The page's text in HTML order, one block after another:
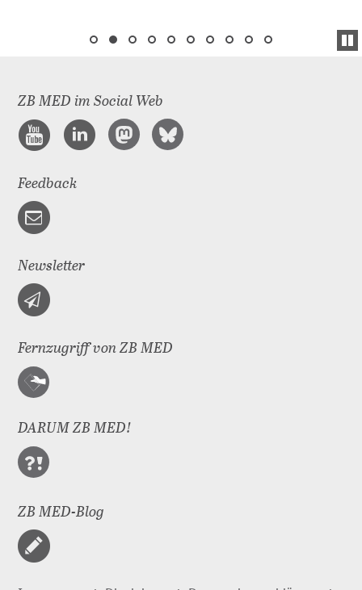
ZB MED im Social Web
Feedback
Newsletter
Fernzugriff von ZB MED
DARUM ZB MED!
ZB MED-Blog